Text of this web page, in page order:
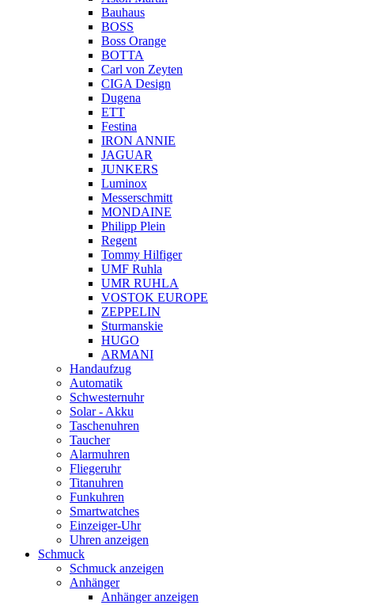
Bauhaus
BOSS
Boss Orange
BOTTA
Carl von Zeyten
CIGA Design
Dugena
ETT
Festina
IRON ANNIE
JAGUAR
JUNKERS
Luminox
Messerschmitt
MONDAINE
Philipp Plein
Regent
Tommy Hilfiger
UMF Ruhla
UMR RUHLA
VOSTOK EUROPE
ZEPPELIN
Sturmanskie
HUGO
ARMANI
Handaufzug
Automatik
Schwesternuhr
Solar - Akku
Taschenuhren
Taucher
Alarmuhren
Fliegeruhr
Titanuhren
Funkuhren
Smartwatches
Einzeiger-Uhr
Uhren anzeigen
Schmuck
Schmuck anzeigen
Anhänger
Anhänger anzeigen